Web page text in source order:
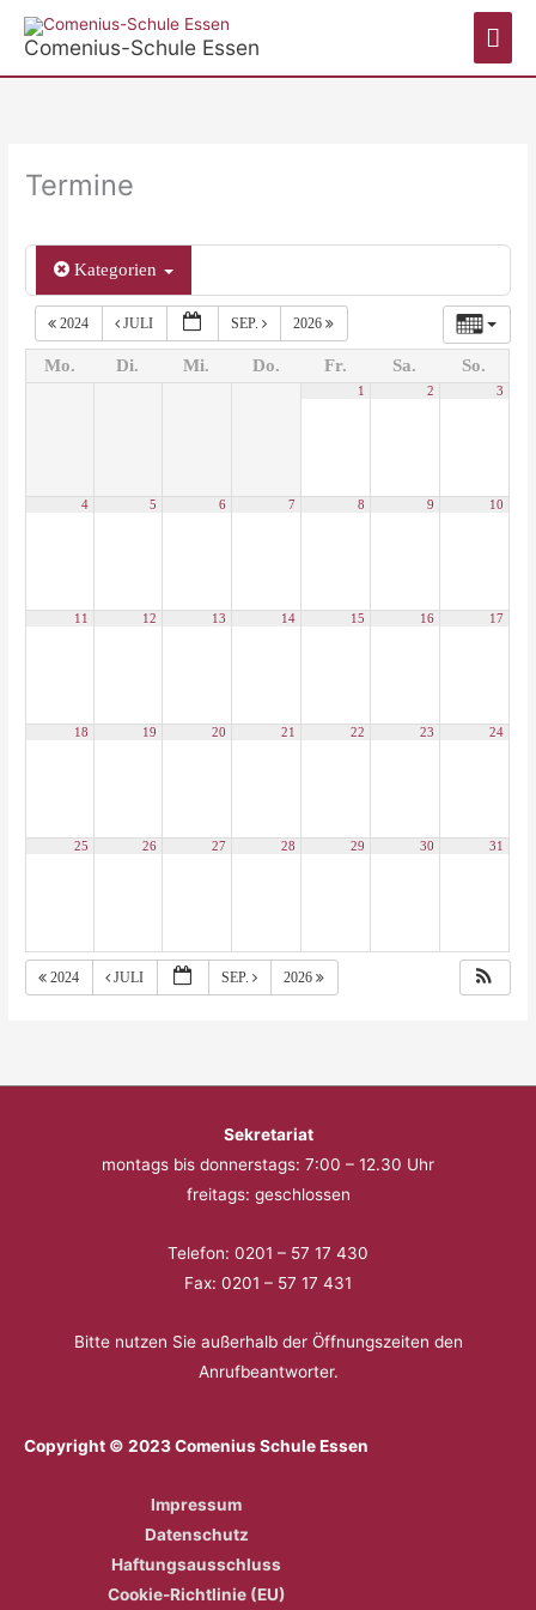
InhaltComenius-Schule Essen
Termine
Kategorien
2024 JULI SEP. 2026
Mo. Di. Mi. Do. Fr. Sa. So.
1 2 3
4 5 6 7 8 9 10
11 12 13 14 15 16 17
18 19 20 21 22 23 24
25 26 27 28 29 30 31
2024 JULI SEP. 2026
Sekretariat
montags bis donnerstags: 7:00 – 12.30 Uhr
freitags: geschlossen
Telefon: 0201 – 57 17 430
Fax: 0201 – 57 17 431
Bitte nutzen Sie außerhalb der Öffnungszeiten den
Anrufbeantworter.
Copyright © 2023 Comenius Schule Essen
Impressum
Datenschutz
Haftungsausschluss
Cookie-Richtlinie (EU)